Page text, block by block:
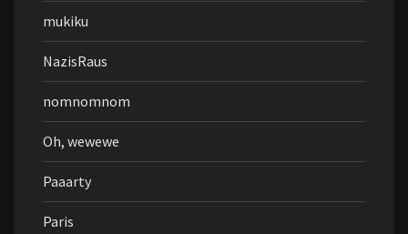
mukiku
NazisRaus
nomnomnom
Oh, wewewe
Paaarty
Paris